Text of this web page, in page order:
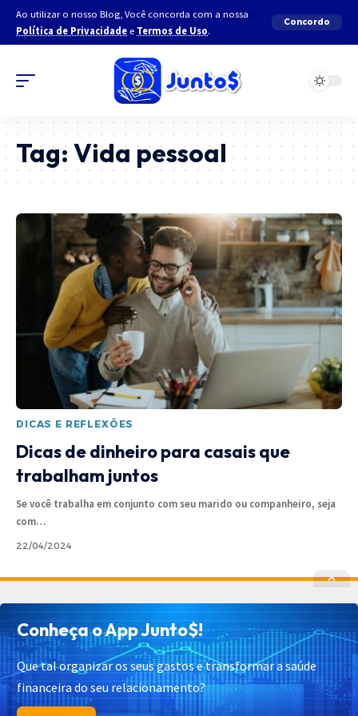
Ao utilizar o nosso Blog, Você concorda com a nossa
Política de Privacidade e Termos de Uso.
Concordo
Tag: Vida pessoal
DICAS E REFLEXÕES
Dicas de dinheiro para casais que
trabalham juntos
Se você trabalha em conjunto com seu marido ou companheiro, seja
com…
22/04/2024
Termos de Uso Contato Cadastrar Quem Somos
Conheça o App Junto$!
Que tal organizar os seus gastos e transformar a saúde
financeira do seu relacionamento?